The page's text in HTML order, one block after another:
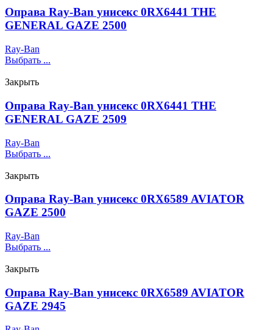
Оправа Ray-Ban унисекс 0RX6441 THE
GENERAL GAZE 2500
Ray-Ban
Выбрать ...
Закрыть
Оправа Ray-Ban унисекс 0RX6441 THE
GENERAL GAZE 2509
Ray-Ban
Выбрать ...
Закрыть
Оправа Ray-Ban унисекс 0RX6589 AVIATOR
GAZE 2500
Ray-Ban
Выбрать ...
Закрыть
Оправа Ray-Ban унисекс 0RX6589 AVIATOR
GAZE 2945